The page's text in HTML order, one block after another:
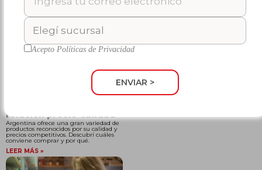
LEER MÁS »
¿Qué cosas vale la pena
comprar en Argentina?
relación precio-calidad
Argentina ofrece una gran variedad de
productos reconocidos por su calidad y
precios competitivos. Descubrí cuáles
conviene comprar y por qué.
LEER MÁS »
Acepto Políticas de Privacidad
ENVIAR >